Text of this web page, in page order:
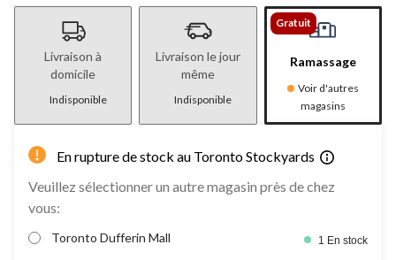
Livraison à
domicile
Indisponible
Livraison le jour
même
Indisponible
Gratuit
Ramassage
Voir d'autres
magasins
En rupture de stock au Toronto Stockyards
Veuillez sélectionner un autre magasin près de chez
vous:
Toronto Dufferin Mall 1 En stock